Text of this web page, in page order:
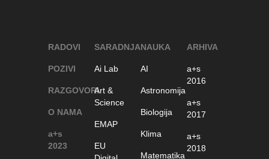
RADOVI
POZIVI
RAZGOVORI
O NAMA
a+s
2023
SARADNJA
Ai Lab
Art &
Science
EMAP
EU
NAUKA
AI
Astronomija
Biologija
Klima
Matematika
ARHIVA
a+s
2016
a+s
2017
a+s
2018